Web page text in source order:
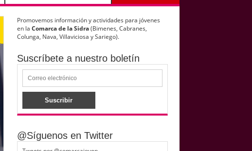
Promovemos información y actividades para jóvenes
en la Comarca de la Sidra(Bimenes, Cabranes,
Colunga, Nava, Villaviciosa y Sariego).
Suscríbete a nuestro boletín
@Síguenos en Twitter